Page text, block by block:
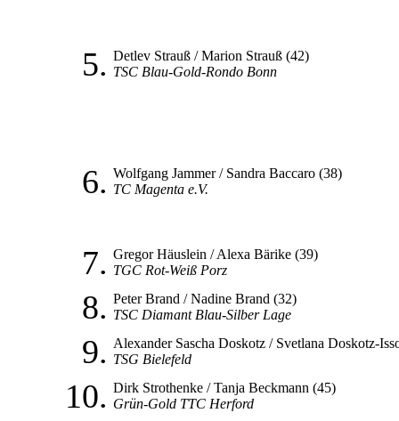
5. Detlev Strauß / Marion Strauß (42)
TSC Blau-Gold-Rondo Bonn
6. Wolfgang Jammer / Sandra Baccaro (38)
TC Magenta e.V.
7. Gregor Häuslein / Alexa Bärike (39)
TGC Rot-Weiß Porz
8. Peter Brand / Nadine Brand (32)
TSC Diamant Blau-Silber Lage
9. Alexander Sascha Doskotz / Svetlana Doskotz-
TSG Bielefeld
10. Dirk Strothenke / Tanja Beckmann (45)
Grün-Gold TTC Herford